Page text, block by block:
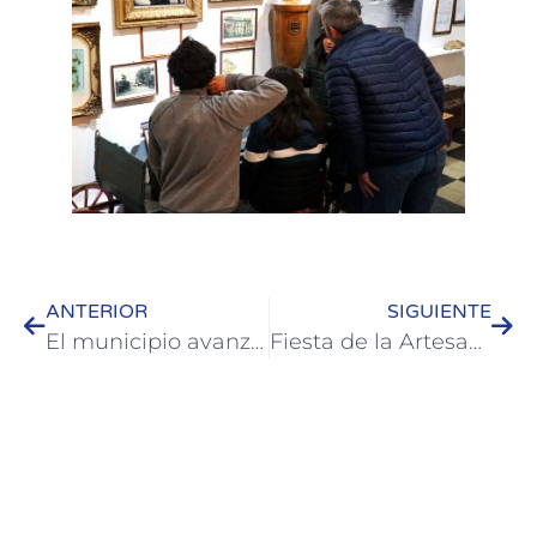
ANTERIOR
El municipio avanza con obras públicas en distintos puntos de Colón
SIGUIENTE
Fiesta de la Artesanía se presentó en la Casa de Entre Ríos